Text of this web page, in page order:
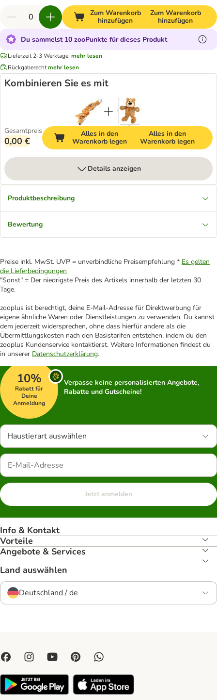
Zum Warenkorb
hinzufügen
Zum Warenkorb
hinzufügen
Du sammelst 10 zooPunkte für dieses Produkt
Lieferzeit 2-3 Werktage. mehr lesen
Rückgaberechtmehr lesen
Kombinieren Sie es mit
Gesamtpreis
0,00 €
Alles in den
Warenkorb legen
Alles in den
Warenkorb legen
Details anzeigen
Produktbeschreibung
Bewertung
Preise inkl. MwSt. UVP = unverbindliche Preisempfehlung * Es gelten
die Lieferbedingungen
"Sonst" = Der niedrigste Preis des Artikels innerhalb der letzten 30
Tage.
zooplus ist berechtigt, deine E-Mail-Adresse für Direktwerbung für
eigene ähnliche Waren oder Dienstleistungen zu verwenden. Du kannst
dem jederzeit widersprechen, ohne dass hierfür andere als die
Übermittlungskosten nach den Basistarifen entstehen, indem du den
zooplus Kundenservice kontaktierst. Weitere Informationen findest du
in unserer Datenschutzerklärung.
10%
Rabatt für
Deine
Anmeldung
Verpasse keine personalisierten Angebote,
Rabatte und Gutscheine!
Haustierart auswählen
Jetzt anmelden
Info & Kontakt
Vorteile
Angebote & Services
Land auswählen
Deutschland / de